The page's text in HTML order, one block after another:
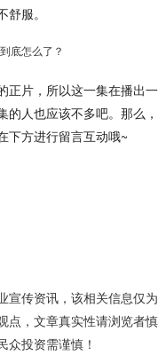
服。
正片，所以这一集在播出一
人也应该不多吧。那么，
下方进行留言互动哦~
宣传资讯，该相关信息仅为
点，文章真实性请浏览者慎
众投资需谨慎！